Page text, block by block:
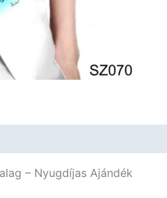
– Nyugdíjas Ajándék